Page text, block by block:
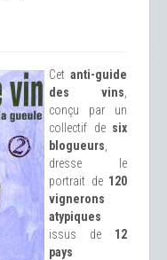
Cet anti-guide
des vins
conçu par un
collectif de six
blogueurs
dresse le
portrait de 120
vignerons
atypiques
issus de 12
pays